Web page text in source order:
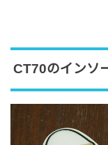
CT70のインソ